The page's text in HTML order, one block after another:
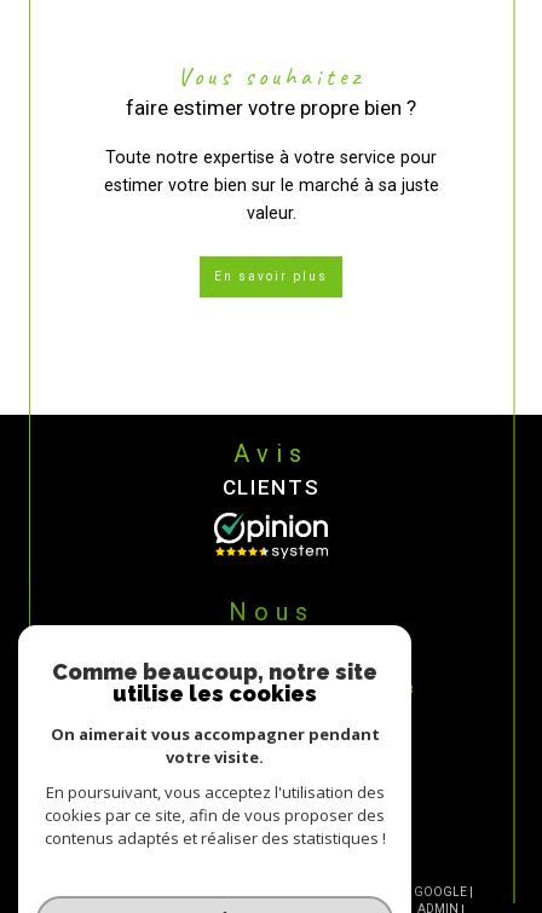
Vous souhaitez
faire estimer votre propre bien ?
Toute notre expertise à votre service pour
estimer votre bien sur le marché à sa juste
valeur.
En savoir plus
Avis
CLIENTS
Nous
© 2026 | TOUS DROITS RÉSERVÉS | TRADUCTION POWERED BY GOOGLE |
PLAN DU SITE MENTIONS LÉGALES ADMIN
Comme beaucoup, notre site
utilise les cookies
On aimerait vous accompagner pendant
votre visite.
En poursuivant, vous acceptez l'utilisation des
cookies par ce site, afin de vous proposer des
contenus adaptés et réaliser des statistiques !